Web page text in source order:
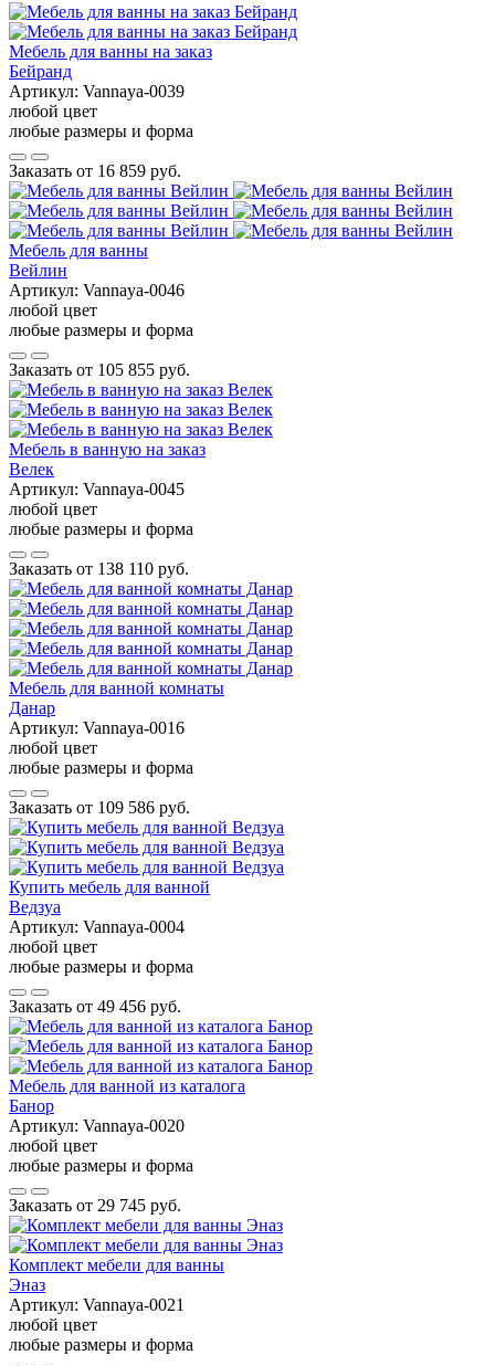
Мебель для ванны на заказ
Бейранд
Артикул: Vannaya-0039
любой цвет
любые размеры и форма
Заказать от 16 859 руб.
Мебель для ванны
Вейлин
Артикул: Vannaya-0046
любой цвет
любые размеры и форма
Заказать от 105 855 руб.
Мебель в ванную на заказ
Велек
Артикул: Vannaya-0045
любой цвет
любые размеры и форма
Заказать от 138 110 руб.
Мебель для ванной комнаты
Данар
Артикул: Vannaya-0016
любой цвет
любые размеры и форма
Заказать от 109 586 руб.
Купить мебель для ванной
Ведзуа
Артикул: Vannaya-0004
любой цвет
любые размеры и форма
Заказать от 49 456 руб.
Мебель для ванной из каталога
Банор
Артикул: Vannaya-0020
любой цвет
любые размеры и форма
Заказать от 29 745 руб.
Комплект мебели для ванны
Эназ
Артикул: Vannaya-0021
любой цвет
любые размеры и форма